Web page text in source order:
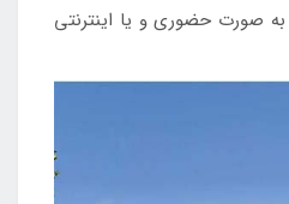
صورت حضوری و یا اینترنتی